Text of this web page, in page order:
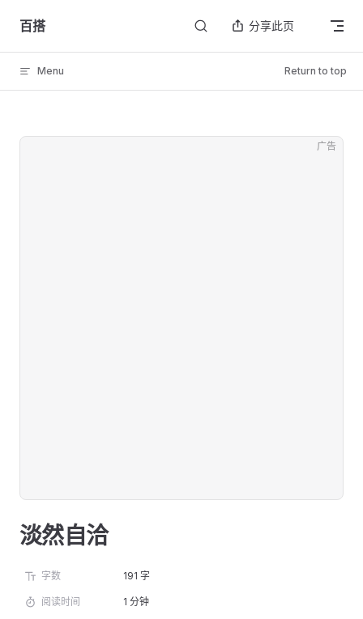
Skip to content
百搭 分享此页
Menu Return to top
广告
淡然自洽
字数 191 字
阅读时间 1 分钟